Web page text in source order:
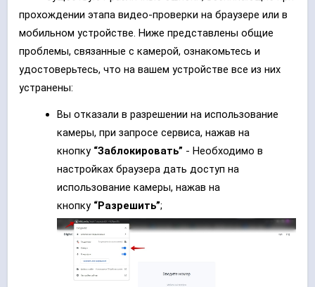
прохождении этапа видео-проверки на браузере или в
мобильном устройстве. Ниже представлены общие
проблемы, связанные с камерой, ознакомьтесь и
удостоверьтесь, что на вашем устройстве все из них
устранены:
Вы отказали в разрешении на использование
камеры, при запросе сервиса, нажав на
кнопку “Заблокировать” - Необходимо в
настройках браузера дать доступ на
использование камеры, нажав на
кнопку “Разрешить”;